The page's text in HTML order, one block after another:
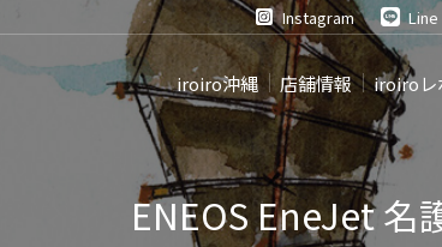
Instagram Line
iroiro沖縄 店舗情報 iroiroレ
ENEOS EneJet 名